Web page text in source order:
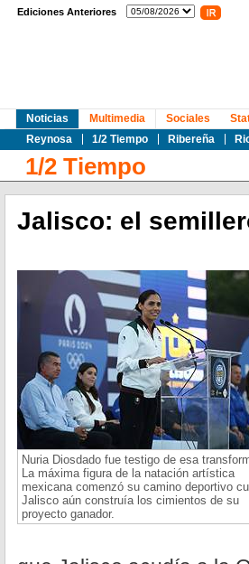
Ediciones Anteriores
Noticias
Reynosa
1/2 Tiempo Ribereña
Multimedia Sociales
1/2 Tiempo
Jalisco: el
Nuria Diosdado fue testigo de esa
La máxima figura de la natación artística
mexicana comenzó su camino deportivo
Jalisco aún construía los cimientos de su
proyecto ganador.